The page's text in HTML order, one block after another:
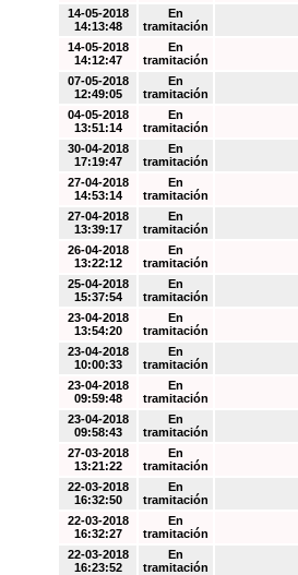
14-05-2018
14:13:48
En
tramitación
14-05-2018
14:12:47
En
tramitación
07-05-2018
12:49:05
En
tramitación
04-05-2018
13:51:14
En
tramitación
30-04-2018
17:19:47
En
tramitación
27-04-2018
14:53:14
En
tramitación
27-04-2018
13:39:17
En
tramitación
26-04-2018
13:22:12
En
tramitación
25-04-2018
15:37:54
En
tramitación
23-04-2018
13:54:20
En
tramitación
23-04-2018
10:00:33
En
tramitación
23-04-2018
09:59:48
En
tramitación
23-04-2018
09:58:43
En
tramitación
27-03-2018
13:21:22
En
tramitación
22-03-2018
16:32:50
En
tramitación
22-03-2018
16:32:27
En
tramitación
22-03-2018
16:23:52
En
tramitación